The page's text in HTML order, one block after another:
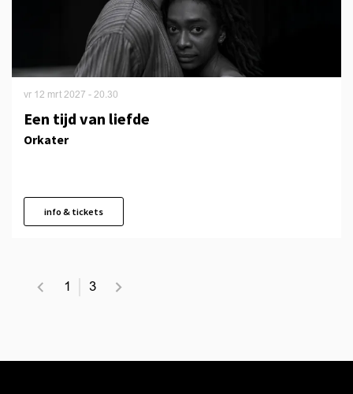
Een tijd van liefde
Orkater
vr 12 mrt 2027 - 20.30
info & tickets
1 3